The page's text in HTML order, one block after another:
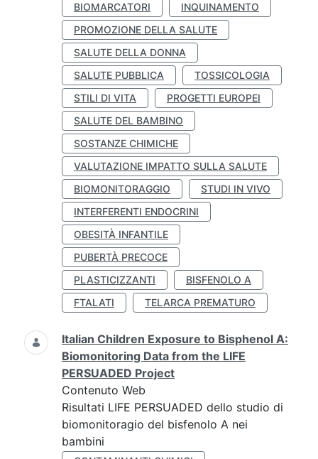
BIOMARCATORI
INQUINAMENTO
PROMOZIONE DELLA SALUTE
SALUTE DELLA DONNA
SALUTE PUBBLICA
TOSSICOLOGIA
STILI DI VITA
PROGETTI EUROPEI
SALUTE DEL BAMBINO
SOSTANZE CHIMICHE
VALUTAZIONE IMPATTO SULLA SALUTE
BIOMONITORAGGIO
STUDI IN VIVO
INTERFERENTI ENDOCRINI
OBESITÀ INFANTILE
PUBERTÀ PRECOCE
PLASTICIZZANTI
BISFENOLO A
FTALATI
TELARCA PREMATURO
Italian Children Exposure to Bisphenol A:
Biomonitoring Data from the LIFE
PERSUADED Project
Contenuto Web
Risultati LIFE PERSUADED dello studio di
biomonitoragio del bisfenolo A nei
bambini